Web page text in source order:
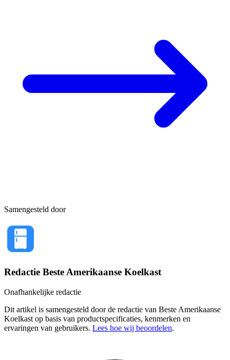
Samengesteld door
Redactie Beste Amerikaanse Koelkast
Onafhankelijke redactie
Dit artikel is samengesteld door de redactie van Beste Amerikaanse
Koelkast op basis van productspecificaties, kenmerken en
ervaringen van gebruikers. Lees hoe wij beoordelen.